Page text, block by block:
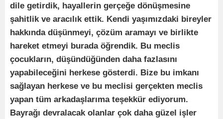
dile getirdik, hayallerin gerçeğe dönüşmesine
şahitlik ve aracılık ettik. Kendi yaşımızdaki bireyler
hakkında düşünmeyi, çözüm aramayı ve birlikte
hareket etmeyi burada öğrendik. Bu meclis
çocukların, düşündüğünden daha fazlasını
yapabileceğini herkese gösterdi. Bize bu imkanı
sağlayan herkese ve bu meclisi gerçekten meclis
yapan tüm arkadaşlarıma teşekkür ediyorum.
Bayrağı devralacak olanlar çok daha güzel işler